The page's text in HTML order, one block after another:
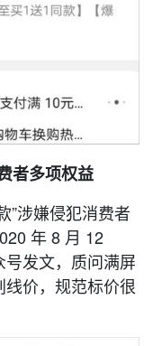
者多项权益
”涉嫌侵犯消费者
年 8 月 12
发文，质问满屏
价，规范标价很